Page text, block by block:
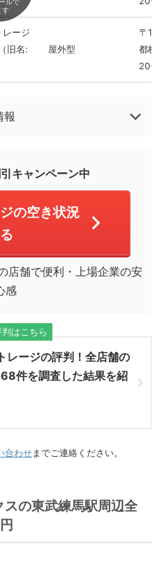
レージ
旧名:
屋外型
〒
都板
20-6
す
報
キャンペーン中
の空き状況
店舗で便利・上場企業の安
感
レージの評判！全店舗の
件を調査した結果を紹
はこちら
合わせまでご連絡ください。
の東武練馬駅周辺全